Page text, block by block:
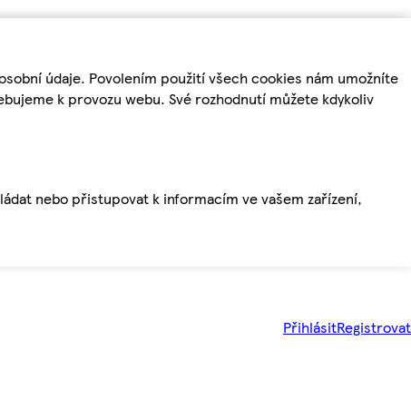
údaje. Povolením použití všech cookies nám umožníte
k provozu webu. Své rozhodnutí můžete kdykoliv
nebo přistupovat k informacím ve vašem zařízení,
PřihlásitRegistrovat